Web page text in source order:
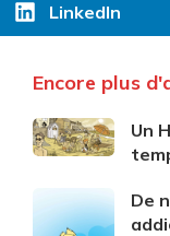
LinkedIn
Encore plus
Un
De